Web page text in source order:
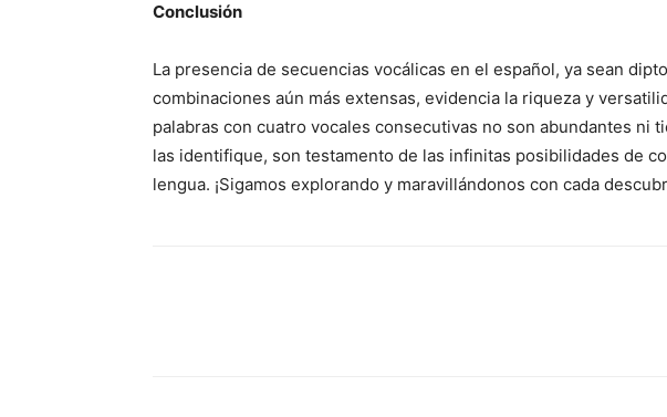
Conclusión
La presencia de secuencias vocálicas en el español, ya sean
combinaciones aún más extensas, evidencia la riqueza y
palabras con cuatro vocales consecutivas no son abundantes ni
las identifique, son testamento de las infinitas posibilidades de
lengua. ¡Sigamos explorando y maravillándonos con cada